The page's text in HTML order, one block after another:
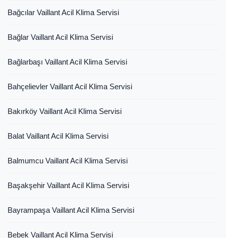
Bağcılar Vaillant Acil Klima Servisi
Bağlar Vaillant Acil Klima Servisi
Bağlarbaşı Vaillant Acil Klima Servisi
Bahçelievler Vaillant Acil Klima Servisi
Bakırköy Vaillant Acil Klima Servisi
Balat Vaillant Acil Klima Servisi
Balmumcu Vaillant Acil Klima Servisi
Başakşehir Vaillant Acil Klima Servisi
Bayrampaşa Vaillant Acil Klima Servisi
Bebek Vaillant Acil Klima Servisi